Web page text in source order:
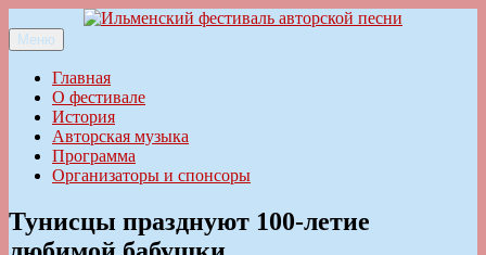
к
содержимому
Ильменский фестиваль авторской песни
Меню
Главная
О фестивале
История
Авторская музыка
Программа
Организаторы и спонсоры
Тунисцы празднуют 100-летие